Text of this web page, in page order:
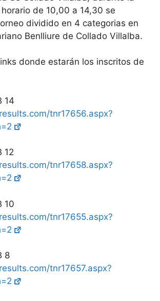
de 10,00 a 14,30 se
dividido en 4 categorias en
Benlliure de Collado Villalba.
donde estarán los inscritos de
14
tnr17656.aspx?
12
tnr17658.aspx?
10
tnr17655.aspx?
8
tnr17657.aspx?